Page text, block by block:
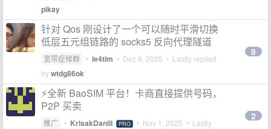
pikay
针对 Qos 刚设计了一个可以随时平滑切换
低层五元组链路的 socks5 反向代理隧道
宽带症候群 • le4tim • Dec 6, 2025 • Lastly replied
bywtdg86ok
9
⚡️全新 BaoSIM 平台！卡商直接提供号码，
P2P 买卖
推广 • KrisakDaniil PRO • Nov 1, 2025 • Lastly
2